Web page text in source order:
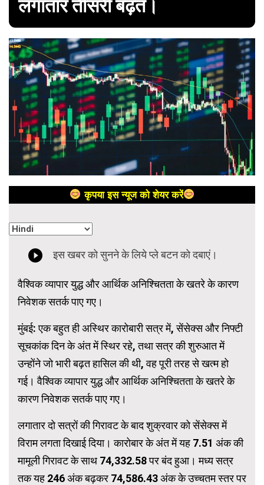
लगातार तीसरी बढ़त।
कृपया इस न्यूज को शेयर करें
वैश्विक व्यापार युद्ध और आर्थिक अनिश्चितता के खतरे के कारण
निवेशक सतर्क पाए गए।
मुंबई: एक बहुत ही अस्थिर कारोबारी सत्र में, सेंसेक्स और निफ्टी
सूचकांक दिन के अंत में स्थिर रहे, तथा सत्र की शुरुआत में
उन्होंने जो भारी बढ़त हासिल की थी, वह पूरी तरह से खत्म हो
गई। वैश्विक व्यापार युद्ध और आर्थिक अनिश्चितता के खतरे के
कारण निवेशक सतर्क पाए गए।
लगातार दो सत्रों की गिरावट के बाद शुक्रवार को सेंसेक्स में
विराम लगता दिखाई दिया। कारोबार के अंत में यह 7.51 अंक की
मामूली गिरावट के साथ 74,332.58 पर बंद हुआ। मध्य सत्र
तक यह 246 अंक बढ़कर 74,586.43 अंक के उच्चतम स्तर पर